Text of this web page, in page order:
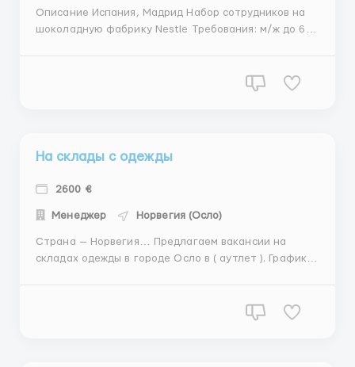
Описание Испания, Мадрид Набор сотрудников на
шоколадную фабрику Nestle Требования: м/ж до 60
На склады с одежды
2600 €
Менеджер Норвегия (Осло)
Страна — Норвегия… Предлагаем вакансии на
складах одежды в городе Осло в ( аутлет ). График
женская, детская); – упаковка одежды. Требования: –